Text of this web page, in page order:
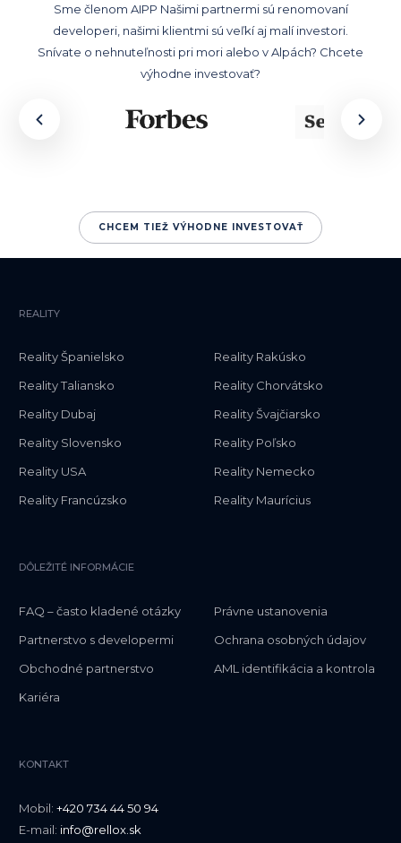
Sme členom AIPP Našimi partnermi sú renomovaní
developeri, našimi klientmi sú veľkí aj malí investori.
Snívate o nehnuteľnosti pri mori alebo v Alpách? Chcete
výhodne investovať?
CHCEM TIEŽ VÝHODNE INVESTOVAŤ
REALITY
Reality Španielsko
Reality Taliansko
Reality Dubaj
Reality Slovensko
Reality USA
Reality Francúzsko
Reality Rakúsko
Reality Chorvátsko
Reality Švajčiarsko
Reality Poľsko
Reality Nemecko
Reality Maurícius
DÔLEŽITÉ INFORMÁCIE
FAQ – často kladené otázky
Partnerstvo s developermi
Obchodné partnerstvo
Kariéra
Právne ustanovenia
Ochrana osobných údajov
AML identifikácia a kontrola
KONTAKT
Mobil: +420 734 44 50 94
E-mail: info@rellox.sk